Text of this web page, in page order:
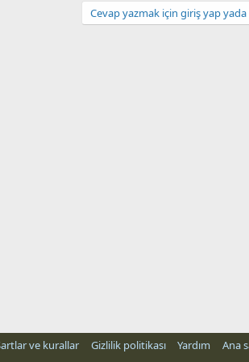
Cevap yazmak için giriş yap yada
ve kurallar Gizlilik politikası Yardım Ana